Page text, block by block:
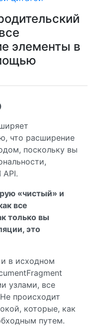
элементы в
что расширение
поскольку вы
API.
«чистый» и
все
только вы
это
в исходном
узлами, все
происходит
которые, как
путем.